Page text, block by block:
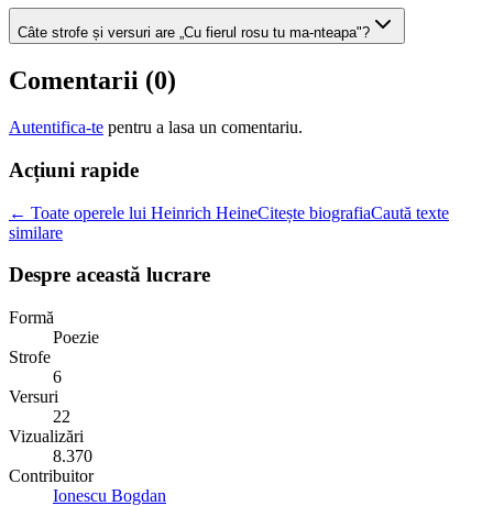
Câte strofe și versuri are „Cu fierul rosu tu ma-nteapa"?
Comentarii (0)
Autentifica-te pentru a lasa un comentariu.
Acțiuni rapide
← Toate operele lui Heinrich HeineCitește biografiaCaută texte
similare
Despre această lucrare
Formă
Poezie
Strofe
6
Versuri
22
Vizualizări
8.370
Contribuitor
Ionescu Bogdan